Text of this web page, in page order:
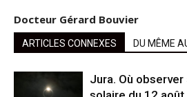
Docteur Gérard Bouvier
ARTICLES CONNEXES DU MÊME
Jura. Où observer